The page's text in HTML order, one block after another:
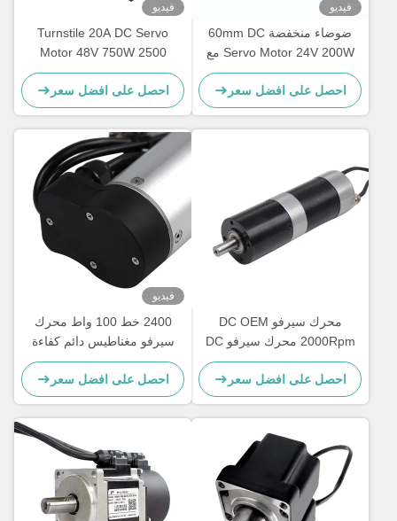
فيديو
ضوضاء منخفضة 60mm DC
Servo Motor 24V 200W مع
1000 خط Encoder متزايد
لبوابة Turntile المنزلية
احصل على افضل سعر
فيديو
Turnstile 20A DC Servo
Motor 48V 750W 2500
خطوط بالتنقيط
احصل على افضل سعر
محرك سيرفو DC OEM
2000Rpm محرك سيرفو DC
مع ترميز 0.5nm عزم دوران
GEBS57R-A3
احصل على افضل سعر
فيديو
2400 خط 100 واط محرك
سيرفو مغناطيس دائم كفاءة
IE4
احصل على افضل سعر